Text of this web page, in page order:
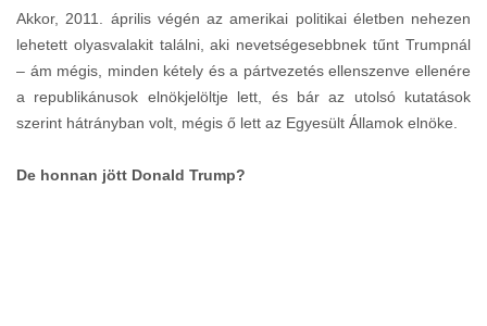
Akkor, 2011. április végén az amerikai politikai életben nehezen
lehetett olyasvalakit találni, aki nevetségesebbnek tűnt Trumpnál
– ám mégis, minden kétely és a pártvezetés ellenszenve ellenére
a republikánusok elnökjelöltje lett, és bár az utolsó kutatások
szerint hátrányban volt, mégis ő lett az Egyesült Államok elnöke.
De honnan jött Donald Trump?